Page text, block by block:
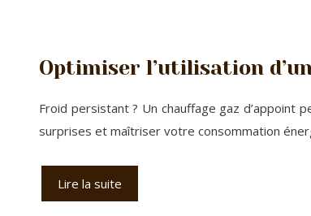
Optimiser l’utilisation
Froid persistant ? Un chauffage gaz d’appoint
surprises et maîtriser votre consommation
Lire la suite